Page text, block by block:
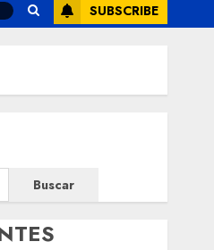
SUBSCRIBE
Buscar